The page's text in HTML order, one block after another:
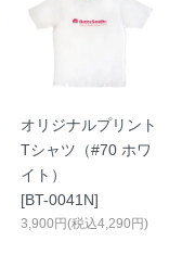
オリジナルプリント
Tシャツ（#70 ホワ
イト）
[BT-0041N]
3,900円(税込4,290円)